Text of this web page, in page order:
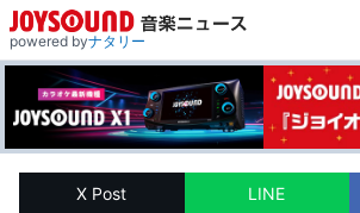
powered byナタリー
X Post LINE